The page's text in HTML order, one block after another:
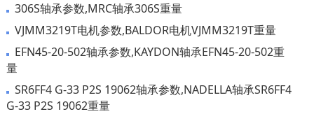
306S轴承参数,MRC轴承306S重量
VJMM3219T电机参数,BALDOR电机VJMM3219T重量
EFN45-20-502轴承参数,KAYDON轴承EFN45-20-502重
量
SR6FF4 G-33 P2S 19062轴承参数,NADELLA轴承SR6FF4
G-33 P2S 19062重量